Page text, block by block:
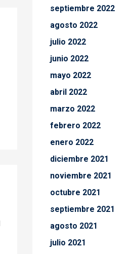
septiembre 2022
agosto 2022
julio 2022
junio 2022
mayo 2022
abril 2022
marzo 2022
febrero 2022
enero 2022
diciembre 2021
noviembre 2021
octubre 2021
septiembre 2021
agosto 2021
julio 2021